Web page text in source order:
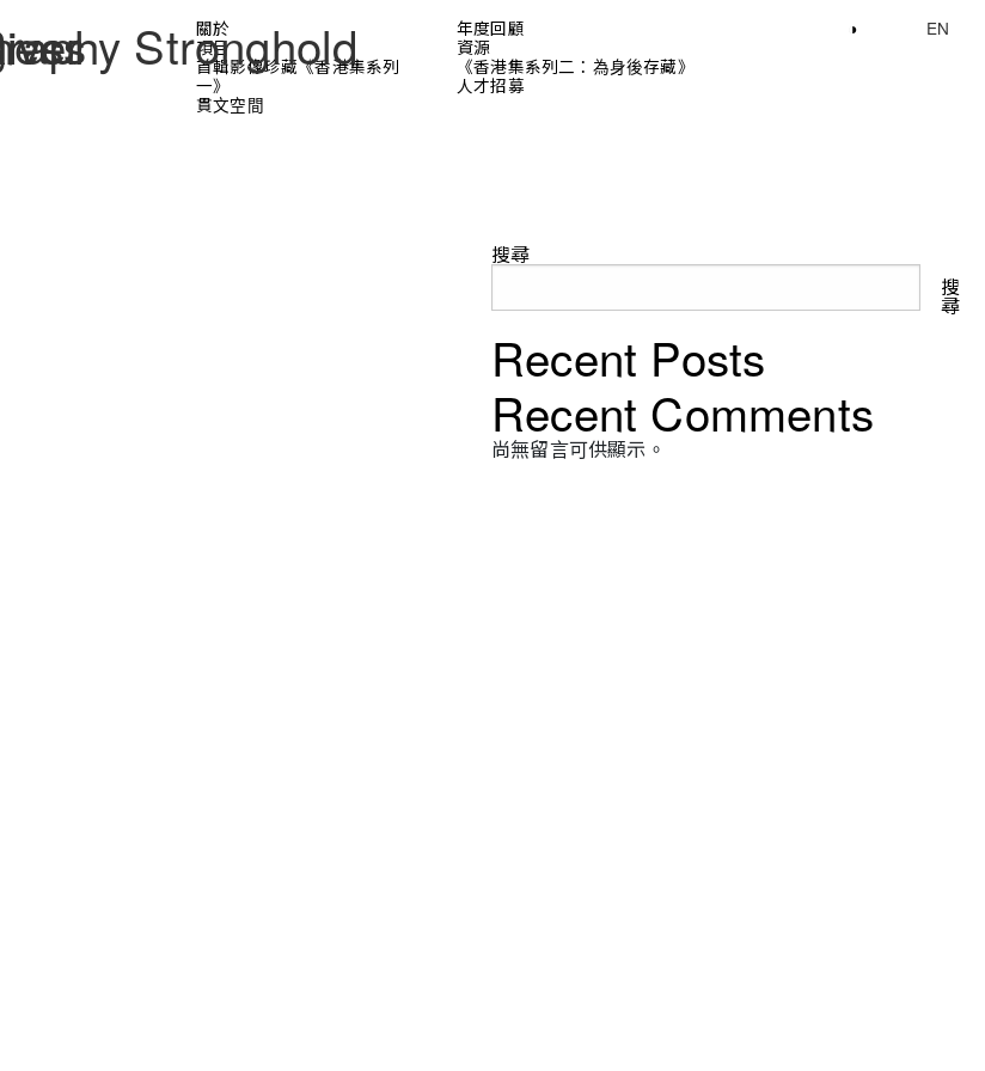
關於
項目
首輯影像珍藏《香港集系列
一》
貫文空間
年度回顧
資源
《香港集系列二：為身後存藏》
人才招募
◑ EN
Stronghold
搜尋
搜
尋
Recent Posts
Recent Comments
尚無留言可供顯示。